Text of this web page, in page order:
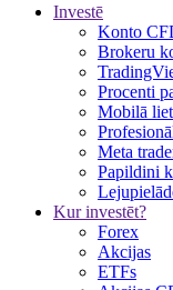
Investē
Konto
Brokeru
Procenti
Mobilā
Meta
Papildini
Kur investēt?
Forex
Akcijas
ETFs